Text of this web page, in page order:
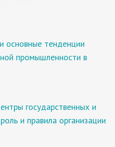
основные тенденции
промышленности в
государственных и
и правила организации